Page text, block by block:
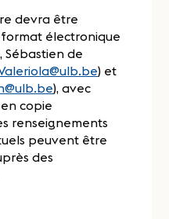
devra être
électronique
Sébastien de
) et
), avec
copie
renseignements
peuvent être
des